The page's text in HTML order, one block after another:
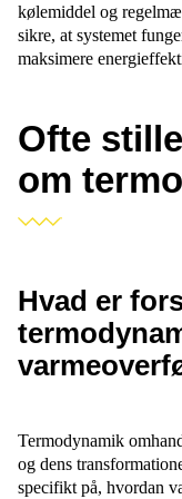
kølemiddel og
sikre, at systemet
maksimere
Ofte
om
Hvad er
Termodynamik
og dens
specifikt på, hvordan